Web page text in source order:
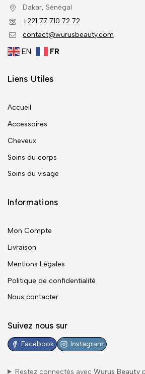
Dakar, Sénégal
+221 77 710 72 72
contact@wurusbeauty.com
EN FR
Liens Utiles
Accueil
Accessoires
Cheveux
Soins du corps
Soins du visage
Informations
Mon Compte
Livraison
Mentions Légales
Politique de confidentialité
Nous contacter
Suivez nous sur
Facebook Instagram
Restez connectés avec Wurus Beauty